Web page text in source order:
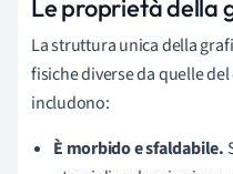
Le proprietàdella
La struttura unica della
fisiche diverse da quelle
includono:
È morbido e sfaldabile.